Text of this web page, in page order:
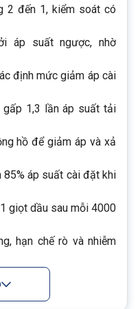
2 đến 1, kiểm soát có
áp suất ngược, nhờ
định mức giảm áp cài
1,3 lần áp suất tải
hồ để giảm áp và xả
85% áp suất cài đặt khi
giọt dầu sau mỗi 4000
hạn chế rò và nhiễm
chấp hành, tăng độ